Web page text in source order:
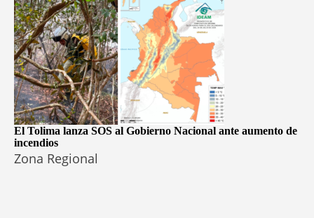
El Tolima lanza SOS al Gobierno Nacional ante aumento de
incendios
Zona Regional